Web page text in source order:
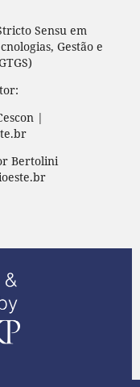
Sensu em
Gestão e
|
Bertolini